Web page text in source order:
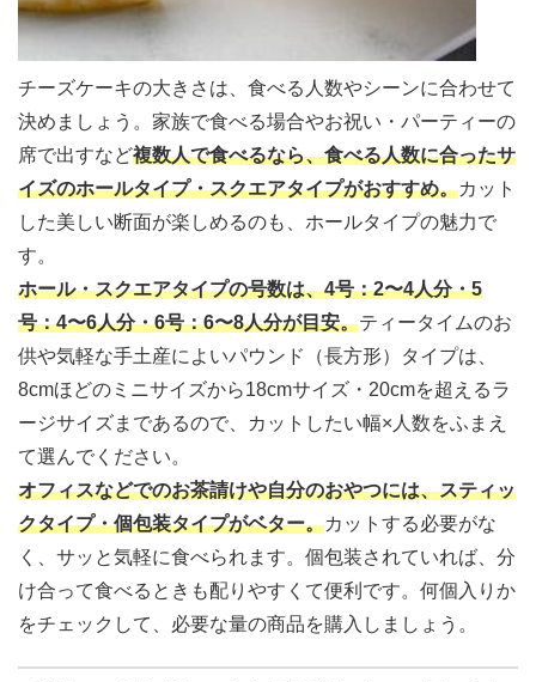
チーズケーキの大きさは、食べる人数やシーンに合わせて
決めましょう。家族で食べる場合やお祝い・パーティーの
席で出すなど複数人で食べるなら、食べる人数に合ったサ
イズのホールタイプ・スクエアタイプがおすすめ。カット
した美しい断面が楽しめるのも、ホールタイプの魅力で
す。
ホール・スクエアタイプの号数は、4号：2〜4人分・5
号：4〜6人分・6号：6〜8人分が目安。ティータイムのお
供や気軽な手土産によいパウンド（長方形）タイプは、
8cmほどのミニサイズから18cmサイズ・20cmを超えるラ
ージサイズまであるので、カットしたい幅×人数をふまえ
て選んでください。
オフィスなどでのお茶請けや自分のおやつには、スティッ
クタイプ・個包装タイプがベター。カットする必要がな
く、サッと気軽に食べられます。個包装されていれば、分
け合って食べるときも配りやすくて便利です。何個入りか
をチェックして、必要な量の商品を購入しましょう。